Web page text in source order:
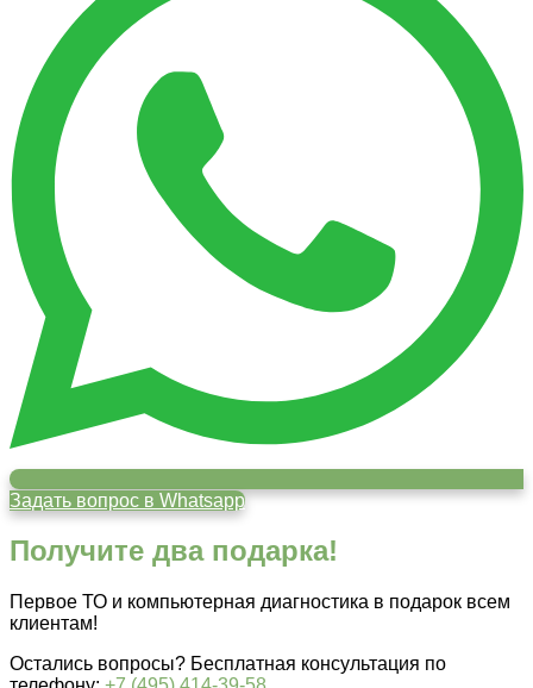
Задать вопрос в Whatsapp
Получите два подарка!
Первое ТО и компьютерная диагностика в подарок всем
клиентам!
Остались вопросы? Бесплатная консультация по